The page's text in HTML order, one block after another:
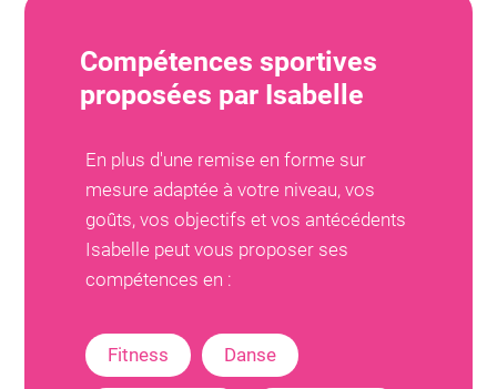
Compétences sportives
proposées par Isabelle
En plus d'une remise en forme sur
mesure adaptée à votre niveau, vos
goûts, vos objectifs et vos antécédents
Isabelle peut vous proposer ses
compétences en :
Fitness Danse